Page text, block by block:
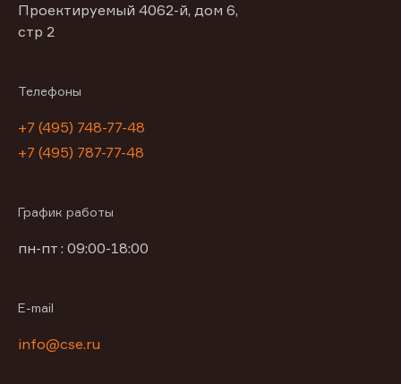
Проектируемый 4062-й, дом 6,
стр 2
Телефоны
+7 (495) 748-77-48
+7 (495) 787-77-48
График работы
пн-пт : 09:00-18:00
E-mail
info@cse.ru